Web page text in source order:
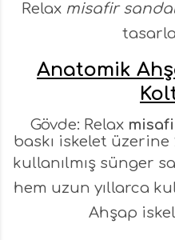
Relax misafir
Anatomik
Gövde: Relax
baskı iskelet
kullanılmış sünger
hem uzun yıllarca
Ahşap